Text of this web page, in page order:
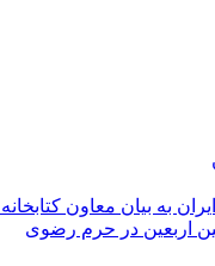
به بیان معاون
اربعین در حرم رضوی